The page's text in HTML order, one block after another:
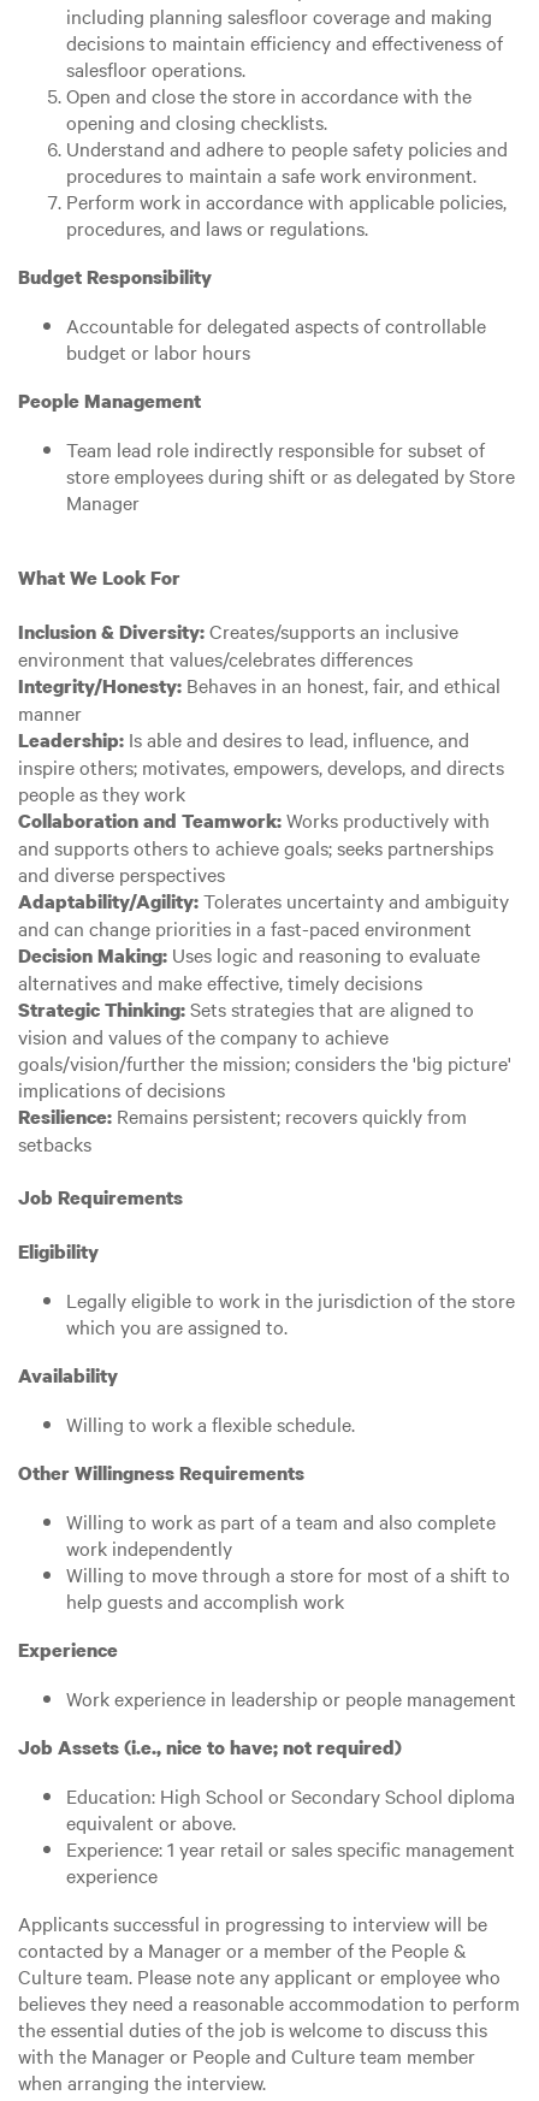
including planning salesfloor coverage and making
decisions to maintain efficiency and effectiveness of
salesfloor operations.
Open and close the store in accordance with the
opening and closing checklists.
Understand and adhere to people safety policies and
procedures to maintain a safe work environment.
Perform work in accordance with applicable policies,
procedures, and laws or regulations.
Budget Responsibility
Accountable for delegated aspects of controllable
budget or labor hours
People Management
Team lead role indirectly responsible for subset of
store employees during shift or as delegated by Store
Manager
What We Look For
Inclusion & Diversity:Creates/supports an inclusive
environment that values/celebrates differences
Integrity/Honesty: Behaves in an honest, fair, and ethical
manner
Leadership: Is able and desires to lead, influence, and
inspire others; motivates, empowers, develops, and directs
people as they work
Collaboration and Teamwork:Works productively with
and supports others to achieve goals; seeks partnerships
and diverse perspectives
Adaptability/Agility:Tolerates uncertainty and ambiguity
and can change priorities in a fast-paced environment
Decision Making: Uses logic and reasoning to evaluate
alternatives and make effective, timely decisions
Strategic Thinking:Sets strategies that are aligned to
vision and values of the company to achieve
goals/vision/further the mission; considers the 'big picture'
implications of decisions
Resilience: Remains persistent; recovers quickly from
setbacks
Job Requirements
Eligibility
Legally eligible to work in the jurisdiction of the store
which you are assigned to.
Availability
Willing to work a flexible schedule.
Other Willingness Requirements
Willing to work as part of a team and also complete
work independently
Willing to move through a store for most of a shift to
help guests and accomplish work
Experience
Work experience in leadership or people management
Job Assets (i.e., nice to have; not required)
Education: High School or Secondary School diploma
equivalent or above.
Experience: 1 year retail or sales specific management
experience
Applicants successful in progressing to interview will be
contacted by a Manager or a member of the People &
Culture team. Please note any applicant or employee who
believes they need a reasonable accommodation to perform
the essential duties of the job is welcome to discuss this
with the Manager or People and Culture team member
when arranging the interview.